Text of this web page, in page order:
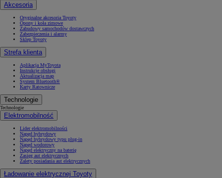
Akcesoria
Oryginalne akcesoria Toyoty
Opony i koła zimowe
Zabudowy samochodów dostawczych
Zabezpieczenia i alarmy
Sklep Toyoty
Strefa klienta
Aplikacja MyToyota
Instrukcje obsługi
Aktualizacja map
System Bluetooth®
Karty Ratownicze
Technologie
Technologie
Elektromobilność
Lider elektromobilności
Napęd hybrydowy
Napęd hybrydowy typu plug-in
Napęd wodorowy
Napęd elektryczny na baterię
Zasięg aut elektrycznych
Zalety posiadania aut elektrycznych
Ładowanie elektrycznej Toyoty